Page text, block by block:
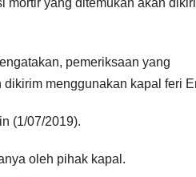
pemeriksaan yang
menggunakan kapal feri
(1/07/2019).
oleh pihak kapal.